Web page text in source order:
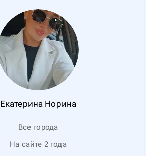
Екатерина Норина
Все города
На сайте 2 года